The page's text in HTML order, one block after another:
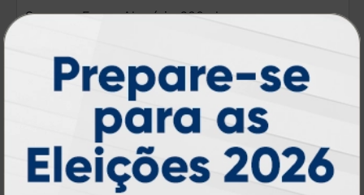
Squeeze Fosco Alumínio 600ml
R$ 29,90